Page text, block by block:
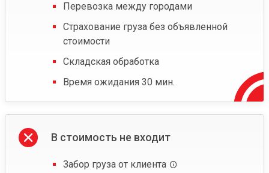
Перевозка между городами
Страхование груза без объявленной
стоимости
Складская обработка
Время ожидания 30 мин.
В стоимость не входит
Забор груза от клиента